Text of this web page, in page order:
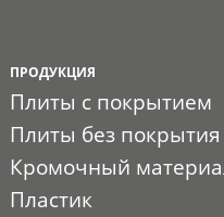
ПРОДУКЦИЯ
Плиты с покрытием
Плиты без покрытия
Кромочный
Пластик